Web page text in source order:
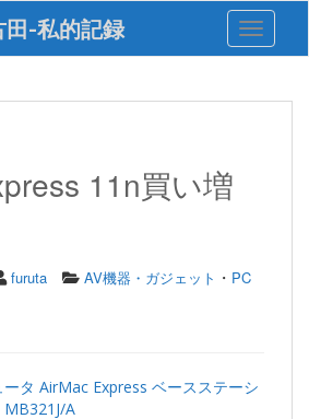
-私的記録 Toggle
11n買い増
furuta AV機器・ガジェット ・ PC